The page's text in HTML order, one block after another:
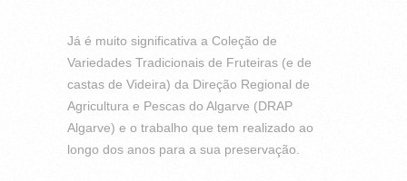
Já é muito significativa a Coleção de
Variedades Tradicionais de Fruteiras (e de
castas de Videira) da Direção Regional de
Agricultura e Pescas do Algarve (DRAP
Algarve) e o trabalho que tem realizado ao
longo dos anos para a sua preservação.